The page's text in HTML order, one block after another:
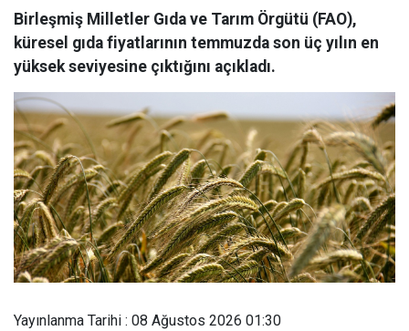
Birleşmiş Milletler Gıda ve Tarım Örgütü (FAO),
küresel gıda fiyatlarının temmuzda son üç yılın en
yüksek seviyesine çıktığını açıkladı.
Yayınlanma Tarihi : 08 Ağustos 2026 01:30